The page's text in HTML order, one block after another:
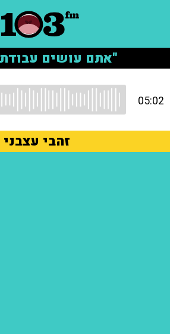
"אתם עושים
05:02
זהבי עצבני